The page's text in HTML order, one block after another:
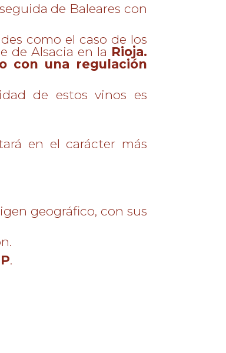
de Baleares con
como el caso de los
de Alsacia en la Rioja.
con una regulación
de estos vinos es
en el carácter más
geográfico, con sus
.